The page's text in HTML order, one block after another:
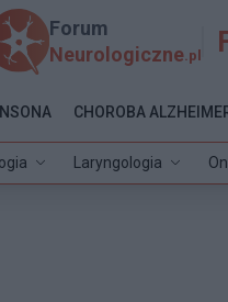
Forum
Neurologiczne .pl
Laryngologia
CHOROBA